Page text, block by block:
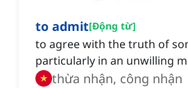
to admit[Động từ]
to agree with the truth of
particularly in an unwilling
thừa nhận, công nhận